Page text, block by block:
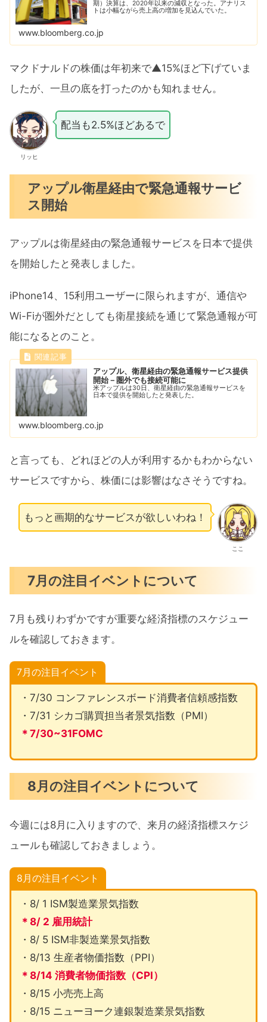
期）決算は、2020年以来の減収となった。アナリス
トは小幅ながら売上高の増加を見込んでいた。
www.bloomberg.co.jp
マクドナルドの株価は年初来で▲15%ほど下げていま
したが、一旦の底を打ったのかも知れません。
リッヒ
配当も2.5%ほどあるで
アップル衛星経由で緊急通報サービ
ス開始
アップルは衛星経由の緊急通報サービスを日本で提供
を開始したと発表しました。
iPhone14、15利用ユーザーに限られますが、通信や
Wi-Fiが圏外だとしても衛星接続を通じて緊急通報が可
能になるとのこと。
アップル、衛星経由の緊急通報サービス提供
開始－圏外でも接続可能に
米アップルは30日、衛星経由の緊急通報サービスを
日本で提供を開始したと発表した。
www.bloomberg.co.jp
と言っても、どれほどの人が利用するかもわからない
サービスですから、株価には影響はなさそうですね。
ここ
もっと画期的なサービスが欲しいわね！
7月の注目イベントについて
7月も残りわずかですが重要な経済指標のスケジュー
ルを確認しておきます。
7月の注目イベント
・7/30 コンファレンスボード消費者信頼感指数
・7/31 シカゴ購買担当者景気指数（PMI）
＊7/30~31FOMC
8月の注目イベントについて
今週には8月に入りますので、来月の経済指標スケジ
ュールも確認しておきましょう。
8月の注目イベント
・8/ 1 ISM製造業景気指数
＊8/ 2 雇用統計
・8/ 5 ISM非製造業景気指数
・8/13 生産者物価指数（PPI）
＊8/14 消費者物価指数（CPI）
・8/15 小売売上高
・8/15 ニューヨーク連銀製造業景気指数